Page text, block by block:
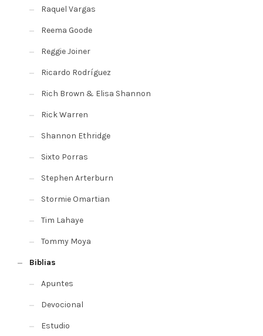
Raquel Vargas
Reema Goode
Reggie Joiner
Ricardo Rodríguez
Rich Brown & Elisa Shannon
Rick Warren
Shannon Ethridge
Sixto Porras
Stephen Arterburn
Stormie Omartian
Tim Lahaye
Tommy Moya
Biblias
Apuntes
Devocional
Estudio